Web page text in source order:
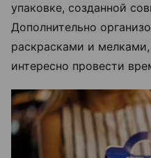
упаковке, созданной
Дополнительно
раскрасками и
интересно провести